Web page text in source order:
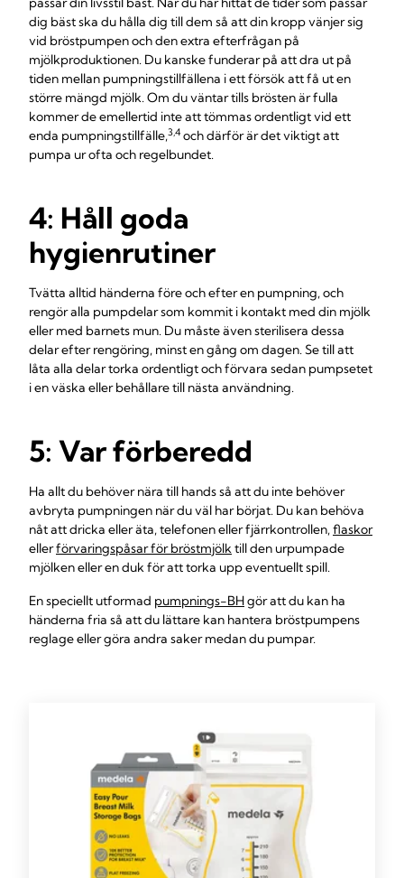
dig bäst ska du hålla dig till dem så att din kropp vänjer sig
vid bröstpumpen och den extra efterfrågan på
mjölkproduktionen. Du kanske funderar på att dra ut på
tiden mellan pumpningstillfällena i ett försök att få ut en
större mängd mjölk. Om du väntar tills brösten är fulla
kommer de emellertid inte att tömmas ordentligt vid ett
enda pumpningstillfälle,3,4 och därför är det viktigt att
pumpa ur ofta och regelbundet.
4: Håll goda
hygienrutiner
Tvätta alltid händerna före och efter en pumpning, och
rengör alla pumpdelar som kommit i kontakt med din mjölk
eller med barnets mun. Du måste även sterilisera dessa
delar efter rengöring, minst en gång om dagen. Se till att
låta alla delar torka ordentligt och förvara sedan pumpsetet
i en väska eller behållare till nästa användning.
5: Var förberedd
Ha allt du behöver nära till hands så att du inte behöver
avbryta pumpningen när du väl har börjat. Du kan behöva
nåt att dricka eller äta, telefonen eller fjärrkontrollen,flaskor
ellerförvaringspåsar för bröstmjölktill den urpumpade
mjölken eller en duk för att torka upp eventuellt spill.
En speciellt utformad pumpnings-BHgör att du kan ha
händerna fria så att du lättare kan hantera bröstpumpens
reglage eller göra andra saker medan du pumpar.